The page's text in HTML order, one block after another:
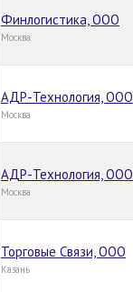
Финлогистика, ООО
Москва
АДР-Технология, ООО
Москва
АДР-Технология, ООО
Москва
Торговые Связи, ООО
Казань